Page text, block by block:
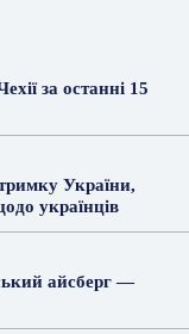
за останні 15
України,
українців
айсберг —